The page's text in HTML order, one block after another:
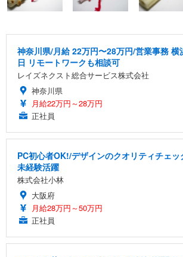
神奈川県/月給 22万円〜28万円/営業事務 横
日 リモートワークも相談可
レイズネクスト総合サービス株式会社
神奈川県
月給22万円～28万円
正社員
PC初心者OK!/デザインのクオリティチェ
未経験活躍
株式会社小林
大阪府
月給28万円～50万円
正社員